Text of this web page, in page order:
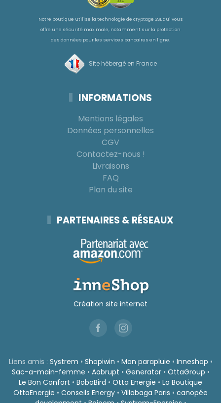
Notre boutique utilise la technologie de cryptage SSL qui vous
offre une sécurité maximale, notamment sur la protection
des données pour les services bancaires en ligne.
Site hébergé en France
INFORMATIONS
Mentions légales
Données personnelles
CGV
Contactez-nous !
Livraisons
FAQ
Plan du site
PARTENAIRES & RÉSEAUX
Création site internet
Liens amis : Systrem • Shopiwin • Mon parapluie • Inneshop •
Sac-a-main-femme • Aabrupt • Generator• OttaGroup •
Le Bon Confort • BoboBird • Otta Energie • La Boutique
OttaEnergie • Conseils Energy • Villabaga Paris • canopée